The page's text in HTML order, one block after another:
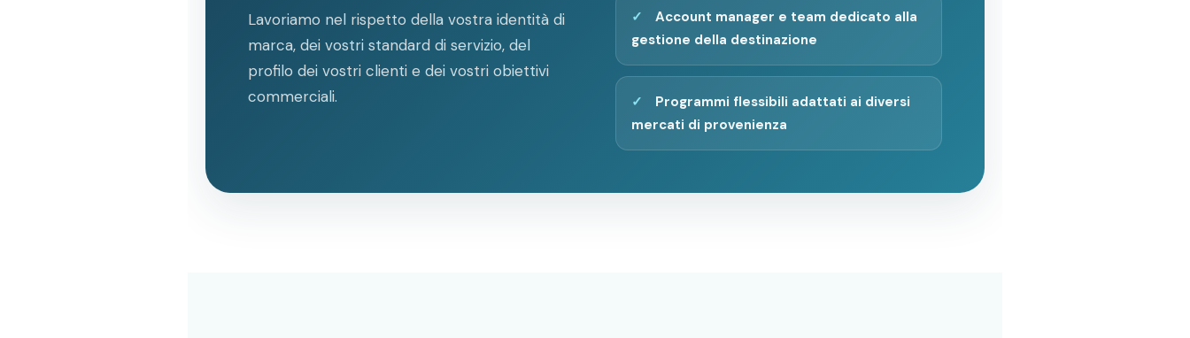
Lavoriamo nel rispetto della vostra identità di
marca, dei vostri standard di servizio, del
profilo dei vostri clienti e dei vostri obiettivi
commerciali.
Account manager e team dedicato alla
gestione della destinazione
Programmi flessibili adattati ai diversi
mercati di provenienza